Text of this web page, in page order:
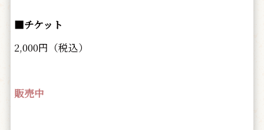
■チケット
2,000円（税込）
販売中